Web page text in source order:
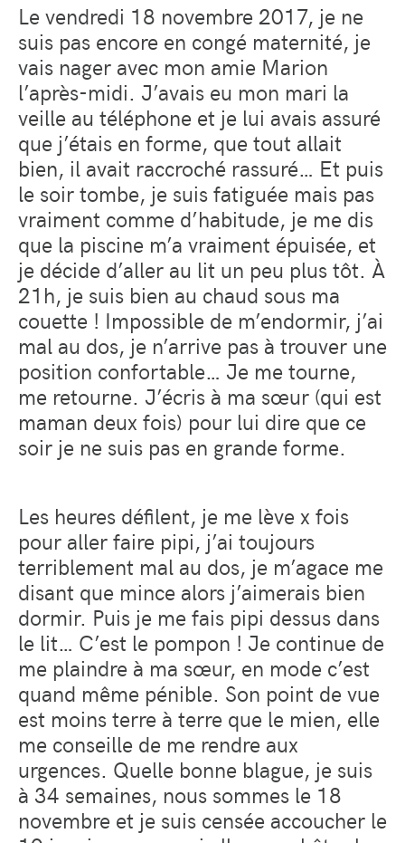
Le vendredi 18 novembre 2017, je ne
suis pas encore en congé maternité, je
vais nager avec mon amie Marion
l’après-midi. J’avais eu mon mari la
veille au téléphone et je lui avais assuré
que j’étais en forme, que tout allait
bien, il avait raccroché rassuré… Et puis
le soir tombe, je suis fatiguée mais pas
vraiment comme d’habitude, je me dis
que la piscine m’a vraiment épuisée, et
je décide d’aller au lit un peu plus tôt. À
21h, je suis bien au chaud sous ma
couette ! Impossible de m’endormir, j’ai
mal au dos, je n’arrive pas à trouver une
position confortable… Je me tourne,
me retourne. J’écris à ma sœur (qui est
maman deux fois) pour lui dire que ce
soir je ne suis pas en grande forme.
Les heures défilent, je me lève x fois
pour aller faire pipi, j’ai toujours
terriblement mal au dos, je m’agace me
disant que mince alors j’aimerais bien
dormir. Puis je me fais pipi dessus dans
le lit… C’est le pompon ! Je continue de
me plaindre à ma sœur, en mode c’est
quand même pénible. Son point de vue
est moins terre à terre que le mien, elle
me conseille de me rendre aux
urgences. Quelle bonne blague, je suis
à 34 semaines, nous sommes le 18
novembre et je suis censée accoucher le